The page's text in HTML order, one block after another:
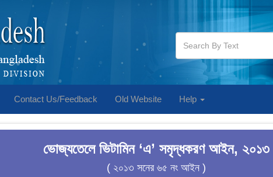
Contact Us/Feedback Old Website Help
ভোজ্যতেলে ভিটামিন ‘এ’ সমৃদ্ধকরণ আইন, ২০১৩
( ২০১৩ সনের ৬৫ নং আইন )